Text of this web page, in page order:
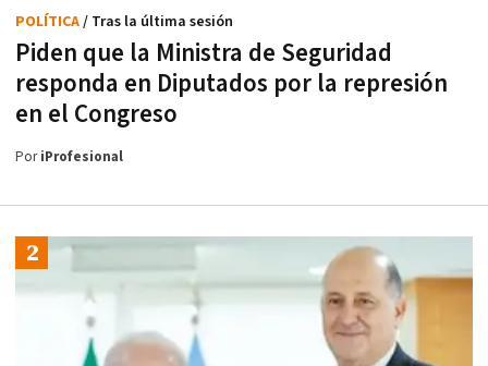
Piden que la Ministra de Seguridad
responda en Diputados por la represión
en el Congreso
POLÍTICA/ Tras la última sesión
PoriProfesional